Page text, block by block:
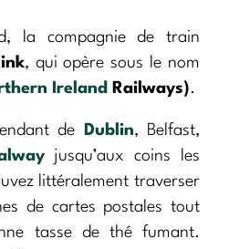
la compagnie de train
, qui opère sous le nom
Ireland Railways).
de Dublin, Belfast,
jusqu’aux coins les
littéralement traverser
de cartes postales tout
tasse de thé fumant.